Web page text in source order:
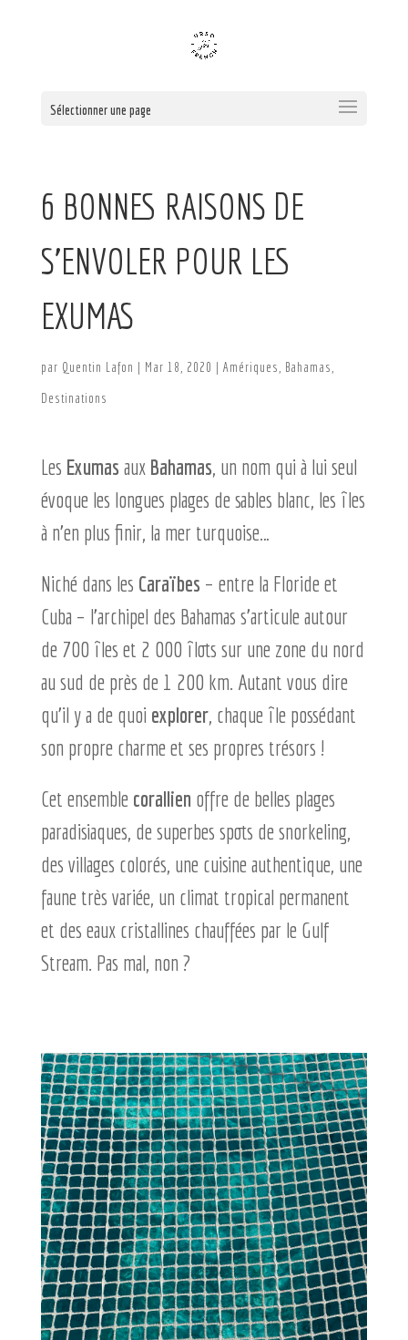
Sélectionner une page
6 BONNES RAISONS DE
S’ENVOLER POUR LES
EXUMAS
par Quentin Lafon Mar 18, 2020 Amériques Bahamas
Destinations
Les Exumas aux Bahamas, un nom qui à lui seul
évoque les longues plages de sables blanc, les îles
à n’en plus finir, la mer turquoise…
Niché dans les Caraïbes – entre la Floride et
Cuba – l’archipel des Bahamas s’articule autour
de 700 îles et 2 000 îlots sur une zone du nord
au sud de près de 1 200 km. Autant vous dire
qu’il y a de quoi explorer, chaque île possédant
son propre charme et ses propres trésors !
Cet ensemble corallien offre de belles plages
paradisiaques, de superbes spots de snorkeling,
des villages colorés, une cuisine authentique, une
faune très variée, un climat tropical permanent
et des eaux cristallines chauffées par le Gulf
Stream. Pas mal, non ?